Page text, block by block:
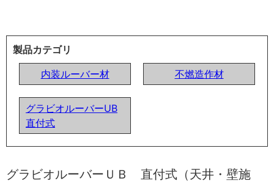
製品カテゴリ
内装ルーバー材
不燃造作材
グラビオルーバーUB
直付式
グラビオルーバーＵＢ 直付式（天井・壁施